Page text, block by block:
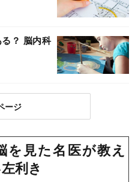
？ 脳内科
ージ
を見た名医が教え
利き